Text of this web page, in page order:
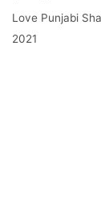
Love Punjabi
2021